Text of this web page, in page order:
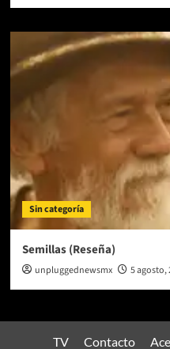
Sin categoría
Semillas (Reseña)
unpluggednewsmx 5 agosto,
TV Contacto